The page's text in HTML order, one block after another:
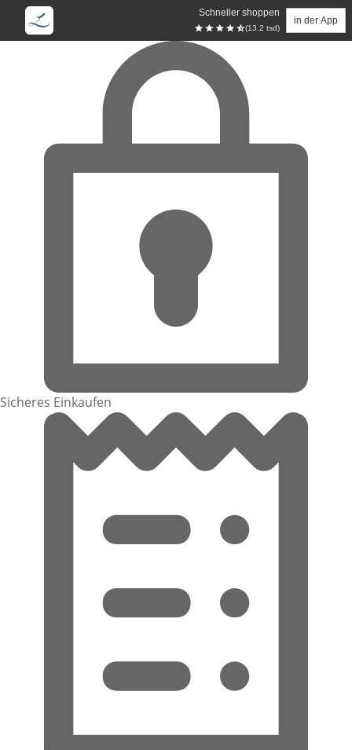
Schneller shoppen
(13.2 tsd)
in der App
Zum Hauptinhalt springen
Sicheres Einkaufen